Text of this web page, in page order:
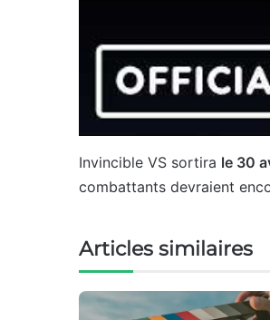
Invincible VS sortira le 30
combattants devraient
Articles similaires